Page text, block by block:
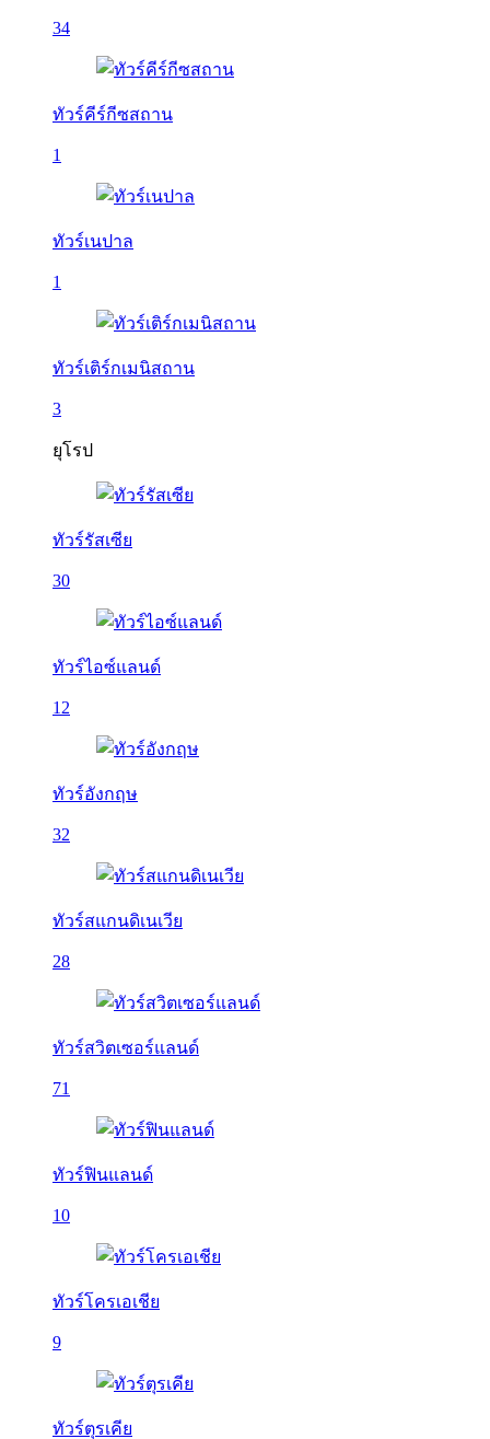
34
ทัวร์คีร์กีซสถาน
1
ทัวร์เนปาล
1
ทัวร์เติร์กเมนิสถาน
3
ยุโรป
ทัวร์รัสเซีย
30
ทัวร์ไอซ์แลนด์
12
ทัวร์อังกฤษ
32
ทัวร์สแกนดิเนเวีย
28
ทัวร์สวิตเซอร์แลนด์
71
ทัวร์ฟินแลนด์
10
ทัวร์โครเอเชีย
9
ทัวร์ตุรเคีย